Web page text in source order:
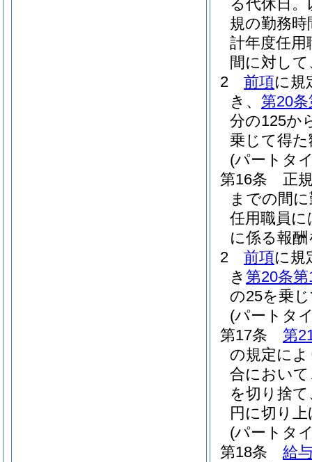
る代休日
規の勤務
計年度任
間に対し
2
前項に規
き、 第20
分の125か
乗じて得
(パートタ
第16条
正
までの間
任用職員
に係る報
2
前項に規
き 第20条第
の25を乗
(パートタ
第17条
第
の規定に
合におい
を切り捨
円に切り
(パートタ
第18条
給